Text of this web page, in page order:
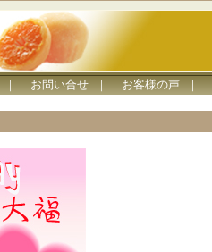
お問い合せ ｜ お客様の声 ｜